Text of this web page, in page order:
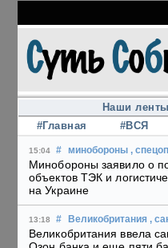
Наши
#Главная
#ВСЯ
15:04 # минобороны ,
Минобороны заявило о
объектов ТЭК и
на Украине
13:18 # Великобритания ,
Великобритания ввела